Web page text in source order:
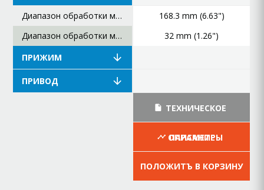
Диапазон обработки максимальный
Диапазон обработки минимальный
ПРИЖИМ
ПРИВОД
168.3 mm (6.63")
32 mm (1.26")
ТЕХНИЧЕСКОЕ
ОПИСАНИЕ
ПАРАМЕТРЫ
ПОЛОЖИТЪ В КОРЗИНУ